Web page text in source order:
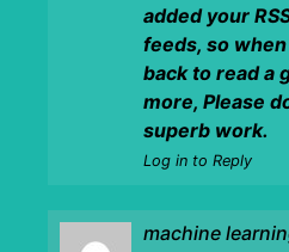
added your
feeds, so
back to read a
more, Please
superb work.
Log in to Reply
machine